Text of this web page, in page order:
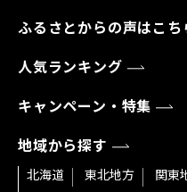
ふるさとからの声はこち
人気ランキング
キャンペーン・特集
地域から探す
北海道 東北地方 関東